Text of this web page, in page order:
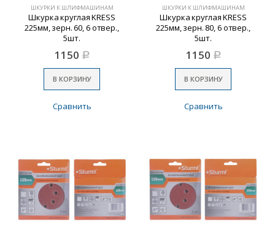
ШКУРКИ К ШЛИФМАШИНАМ
Шкурка круглая KRESS
225мм, зерн. 60, 6 отвер.,
5шт.
1150 Р
В КОРЗИНУ
Сравнить
ШКУРКИ К ШЛИФМАШИНАМ
Шкурка круглая KRESS
225мм, зерн. 80, 6 отвер.,
5шт.
1150 Р
В КОРЗИНУ
Сравнить